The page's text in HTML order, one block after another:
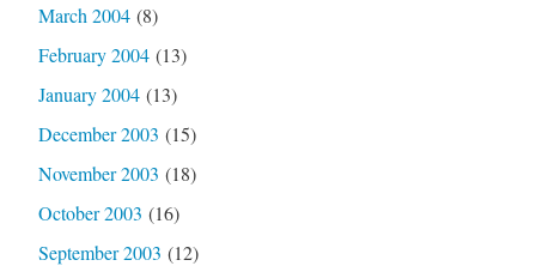
March 2004(8)
February 2004(13)
January 2004(13)
December 2003 (15)
November 2003 (18)
October 2003 (16)
September 2003 (12)